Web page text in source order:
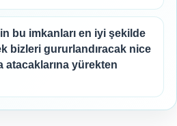
bu imkanları en iyi şekilde
bizleri gururlandıracak nice
atacaklarına yürekten